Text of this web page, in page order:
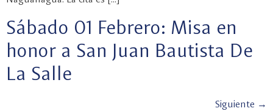
Sábado 01 Febrero: Misa en
honor a San Juan Bautista De
La Salle
Siguiente →